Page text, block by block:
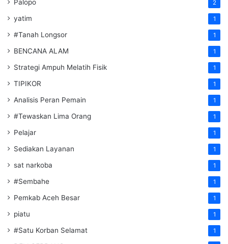
Palopo 2
yatim 1
#Tanah Longsor 1
BENCANA ALAM 1
Strategi Ampuh Melatih Fisik 1
TIPIKOR 1
Analisis Peran Pemain 1
#Tewaskan Lima Orang 1
Pelajar 1
Sediakan Layanan 1
sat narkoba 1
#Sembahe 1
Pemkab Aceh Besar 1
piatu 1
#Satu Korban Selamat 1